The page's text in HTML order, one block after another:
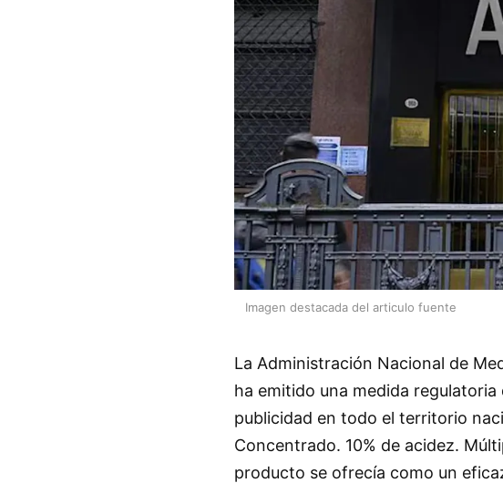
Imagen destacada del articulo fuente
La Administración Nacional de
ha emitido una medida
publicidad en todo el territorio
Concentrado. 10% de acidez.
producto se ofrecía como un